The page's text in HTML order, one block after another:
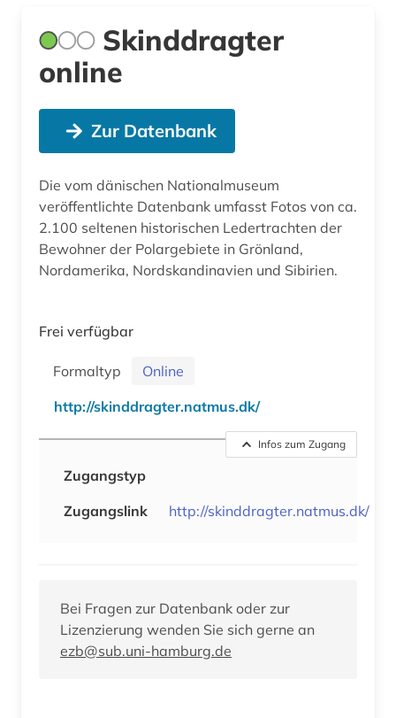
Skinddragter
online
Zur Datenbank
Die vom dänischen Nationalmuseum
veröffentlichte Datenbank umfasst Fotos von ca.
2.100 seltenen historischen Ledertrachten der
Bewohner der Polargebiete in Grönland,
Nordamerika, Nordskandinavien und Sibirien.
Frei verfügbar
Formaltyp
Online
http://skinddragter.natmus.dk/
Infos zum Zugang
Zugangstyp
Zugangslink
http://skinddragter.natmus.dk/
Bei Fragen zur Datenbank oder zur
Lizenzierung wenden Sie sich gerne an
ezb@sub.uni-hamburg.de